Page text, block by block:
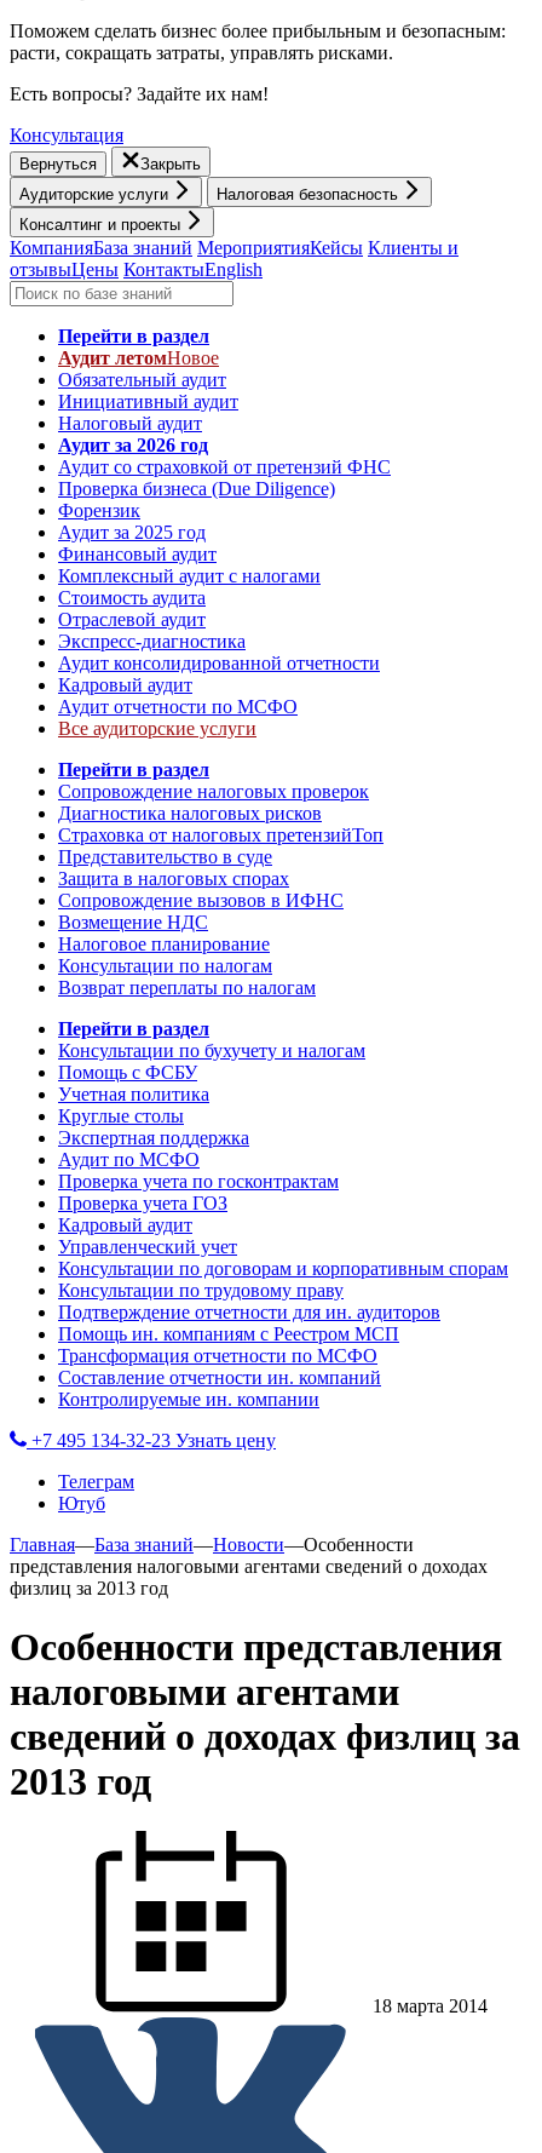
Поможем сделать бизнес более прибыльным и безопасным:
расти, cокращать затраты, управлять рисками.
Есть вопросы? Задайте их нам!
Консультация
Вернуться
Закрыть
Аудиторские услуги
Налоговая безопасность
Консалтинг и проекты
КомпанияБаза знаний МероприятияКейсы Клиенты и
отзывыЦены КонтактыEnglish
Перейти в раздел
Аудит летомНовое
Обязательный аудит
Инициативный аудит
Налоговый аудит
Аудит за 2026 год
Аудит со страховкой от претензий ФНС
Проверка бизнеса (Due Diligence)
Форензик
Аудит за 2025 год
Финансовый аудит
Комплексный аудит с налогами
Стоимость аудита
Отраслевой аудит
Экспресс-диагностика
Аудит консолидированной отчетности
Кадровый аудит
Аудит отчетности по МСФО
Все аудиторские услуги
Перейти в раздел
Сопровождение налоговых проверок
Диагностика налоговых рисков
Страховка от налоговых претензийТоп
Представительство в суде
Защита в налоговых спорах
Сопровождение вызовов в ИФНС
Возмещение НДС
Налоговое планирование
Консультации по налогам
Возврат переплаты по налогам
Перейти в раздел
Консультации по бухучету и налогам
Помощь с ФСБУ
Учетная политика
Круглые столы
Экспертная поддержка
Аудит по МСФО
Проверка учета по госконтрактам
Проверка учета ГОЗ
Кадровый аудит
Управленческий учет
Консультации по договорам и корпоративным спорам
Консультации по трудовому праву
Подтверждение отчетности для ин. аудиторов
Помощь ин. компаниям с Реестром МСП
Трансформация отчетности по МСФО
Составление отчетности ин. компаний
Контролируемые ин. компании
+7 495 134-32-23 Узнать цену
Телеграм
Ютуб
Главная—База знаний—Новости—Особенности
представления налоговыми агентами сведений о доходах
физлиц за 2013 год
Особенности представления
налоговыми агентами
сведений о доходах физлиц за
2013 год
18 марта 2014